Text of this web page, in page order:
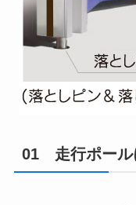
01 走行ポール